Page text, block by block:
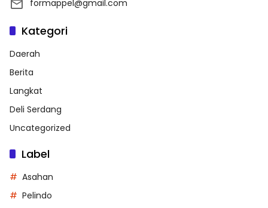
formappel@gmail.com
Kategori
Daerah
Berita
Langkat
Deli Serdang
Uncategorized
Label
Asahan
Pelindo